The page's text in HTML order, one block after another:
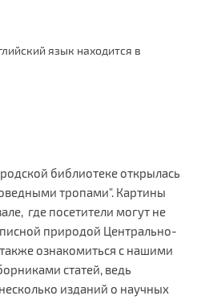
язык находится в
библиотеке открылась
тропами". Картины
где посетители могут не
природой Центрально-
ознакомиться с нашими
статей, ведь
изданий о научных